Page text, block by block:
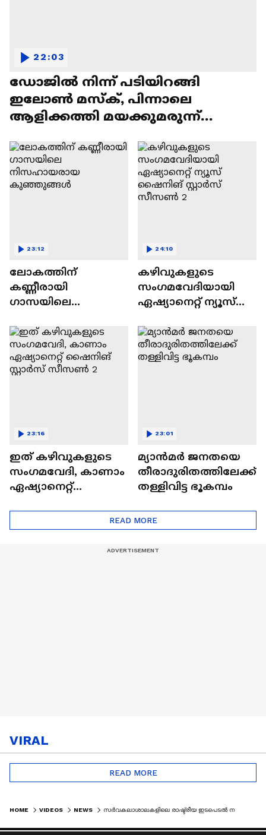
ഡോജിൽ നിന്ന് പടിയിറങ്ങി
ഇലോൺ മസ്ക്, പിന്നാലെ
ആളിക്കത്തി മയക്കുമരുന്ന്
22:03
ലോകത്തിന്
കണ്ണീരായി
ഗാസയിലെ
കുഞ്ഞുങ്ങൾ
23:12
കഴിവുകളുടെ
സംഗമവേദിയായി
ഏഷ്യാനെറ്റ് ന്യൂസ്
സീസൺ 2
24:10
ഇത് കഴിവുകളുടെ
സംഗമവേദി, കാണാം
ഏഷ്യാനെറ്റ്
23:16
മ്യാൻമർ ജനതയെ
തീരാദുരിതത്തിലേക്ക്
തള്ളിവിട്ട ഭൂകമ്പം
23:01
READ MORE
VIRAL
READ MORE
HOME VIDEOS NEWS സർവകലാശാലകളിലെ രാഷ്ട്രീയ ഇടപെടൽ നമ്മുടെ വിദ്യാഭ്യാസ സമ്പ്രദായത്തെ തകർക്കും: ​രാജേന്ദ്ര അർലേക്കർ